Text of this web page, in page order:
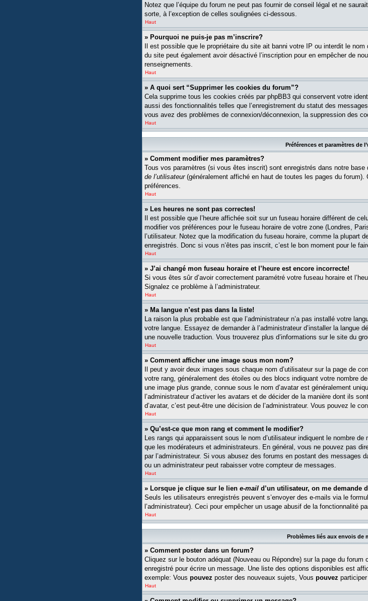
Notez que l’équipe du forum ne peut pas fournir de conseil légal et ne
sorte, à l’exception de celles soulignées ci-dessous.
Haut
» Pourquoi ne puis-je pas m’inscrire?
Il est possible que le propriétaire du site ait banni votre IP ou interdit le
du site peut également avoir désactivé l’inscription pour en empêcher de
renseignements.
Haut
» A quoi sert “Supprimer les cookies du forum”?
Cela supprime tous les cookies créés par phpBB3 qui conservent votre
aussi des fonctionnalités telles que l’enregistrement du statut des
vous avez des problèmes de connexion/déconnexion, la suppression des
Haut
Préférences et paramètres de
» Comment modifier mes paramètres?
Tous vos paramètres (si vous êtes inscrit) sont enregistrés dans notre
de l’utilisateur(généralement affiché en haut de toutes les pages du
préférences.
Haut
» Les heures ne sont pas correctes!
Il est possible que l’heure affichée soit sur un fuseau horaire différent de
modifier vos préférences pour le fuseau horaire de votre zone (Londres,
l’utilisateur. Notez que la modification du fuseau horaire, comme la plupart
enregistrés. Donc si vous n’êtes pas inscrit, c’est le bon moment pour le
Haut
» J’ai changé mon fuseau horaire et l’heure est encore incorrecte!
Si vous êtes sûr d’avoir correctement paramétré votre fuseau horaire et
Signalez ce problème à l’administrateur.
Haut
» Ma langue n’est pas dans la liste!
La raison la plus probable est que l’administrateur n’a pas installé votre
votre langue. Essayez de demander à l’administrateur d’installer la langue
une nouvelle traduction. Vous trouverez plus d’informations sur le site du
Haut
» Comment afficher une image sous mon nom?
Il peut y avoir deux images sous chaque nom d’utilisateur sur la page de
votre rang, généralement des étoiles ou des blocs indiquant votre nombre
une image plus grande, connue sous le nom d’avatar est généralement
l’administrateur d’activer les avatars et de décider de la manière dont ils
d’avatar, c’est peut-être une décision de l’administrateur. Vous pouvez le
Haut
» Qu’est-ce que mon rang et comment le modifier?
Les rangs qui apparaissent sous le nom d’utilisateur indiquent le nombre
que les modérateurs et administrateurs. En général, vous ne pouvez pas
par l’administrateur. Si vous abusez des forums en postant des messages
ou un administrateur peut rabaisser votre compteur de messages.
Haut
» Lorsque je clique sur le lien e-mail d’un utilisateur, on me demande
Seuls les utilisateurs enregistrés peuvent s’envoyer des e-mails via le
l’administrateur). Ceci pour empêcher un usage abusif de la fonctionnalité
Haut
Problèmes liés aux envois de
» Comment poster dans un forum?
Cliquez sur le bouton adéquat (Nouveau ou Répondre) sur la page du
enregistré pour écrire un message. Une liste des options disponibles est
exemple: Vous pouvez poster des nouveaux sujets, Vous pouvez
Haut